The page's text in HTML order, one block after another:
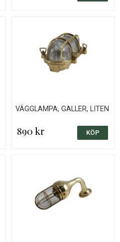
VÄGGLAMPA, GALLER, LITEN
890 kr